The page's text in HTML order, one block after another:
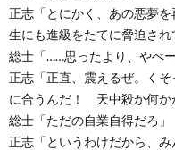
正志「とにかく、あの悪夢
生にも進級をたてに脅迫され
総士「……思ったより、やべ
正志「正直、震えるぜ。く
に合うんだ！ 天中殺か何か
総士「ただの自業自得だろ」
正志「というわけだから、み